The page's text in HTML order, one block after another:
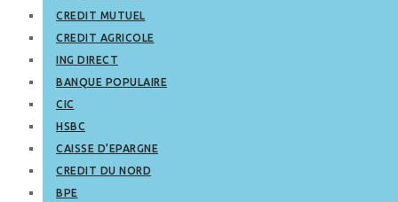
CREDIT MUTUEL
CREDIT AGRICOLE
ING DIRECT
BANQUE POPULAIRE
CIC
HSBC
CAISSE D’EPARGNE
CREDIT DU NORD
BPE